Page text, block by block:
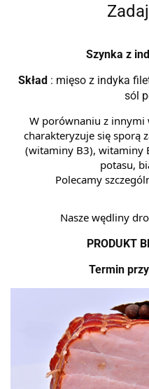
Szynka z
Skład: mięso z indyka
sól
W porównaniu z
charakteryzuje się sporą
(witaminy B3), witaminy
potasu,
Polecamy
Nasze wędliny
PRODUKT
Termin